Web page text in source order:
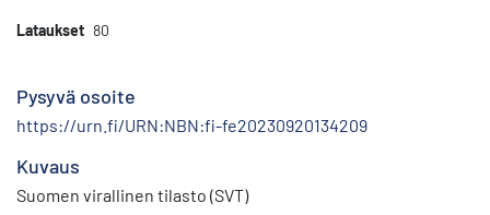
Lataukset 80
Pysyvä osoite
https://urn.fi/URN:NBN:fi-fe20230920134209
Kuvaus
Suomen virallinen tilasto (SVT)